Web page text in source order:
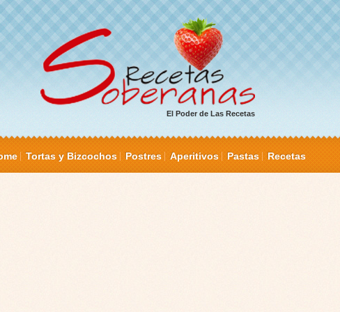
El Poder de Las Recetas
Tortas y Bizcochos Postres Aperitivos Pastas Recetas